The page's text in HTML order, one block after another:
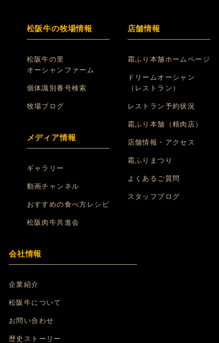
松阪牛の牧場情報
松阪牛の里
オーシャンファーム
個体識別番号検索
牧場ブログ
メディア情報
ギャラリー
動画チャンネル
おすすめの食べ方レシピ
松阪肉牛共進会
店舗情報
霜ふり本舗ホームページ
ドリームオーシャン
（レストラン）
レストラン予約状況
霜ふり本舗（精肉店）
店舗情報・アクセス
霜ふりまつり
よくあるご質問
スタッフブログ
会社情報
企業紹介
松阪牛について
お問い合わせ
歴史ストーリー